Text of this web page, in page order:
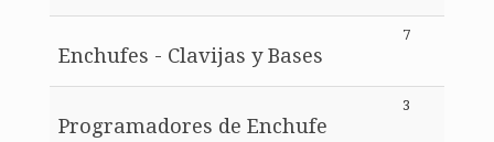
Enchufes - Clavijas y Bases
7
Programadores de Enchufe
3